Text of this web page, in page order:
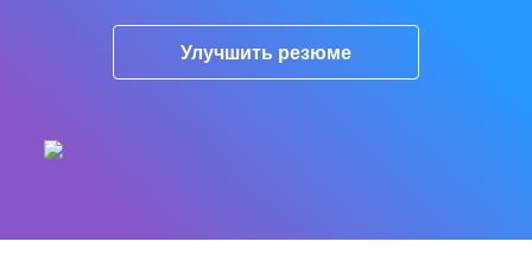
Улучшить резюме